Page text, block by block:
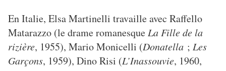
En Italie, Elsa Martinelli travaille avec Raffello
Matarazzo (le drame romanesque La Fille de la
rizière, 1955), Mario Monicelli (Donatella ; Les
Garçons, 1959), Dino Risi (L’Inassouvie, 1960,